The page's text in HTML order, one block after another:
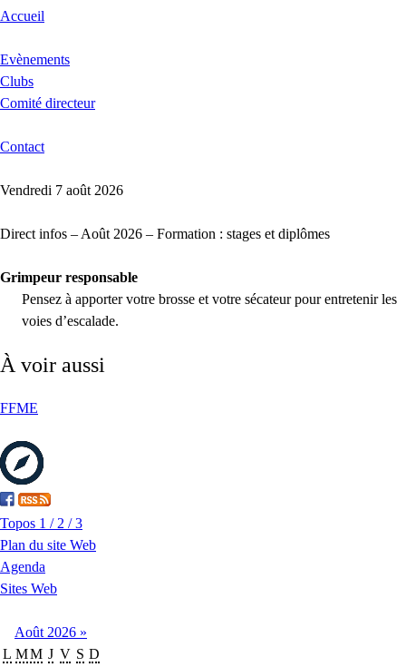
Accueil
Evènements
Clubs
Comité directeur
Contact
Vendredi 7 août 2026
Direct infos – Août 2026 – Formation : stages et diplômes
Grimpeur responsable
Pensez à apporter votre brosse et votre sécateur pour entretenir les
voies d’escalade.
À voir aussi
FFME
Topos 1 / 2 / 3
Plan du site Web
Agenda
Sites Web
Août 2026 »
L MM J V S D